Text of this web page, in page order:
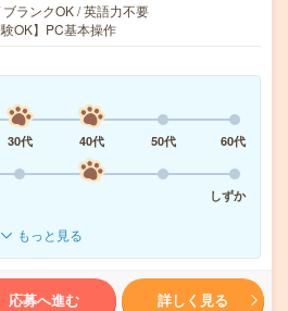
ランクOK / 英語力不要
験OK】PC基本操作
30代 40代 50代
60代
しずか
もっと見る
応募へ進む 詳しく見る